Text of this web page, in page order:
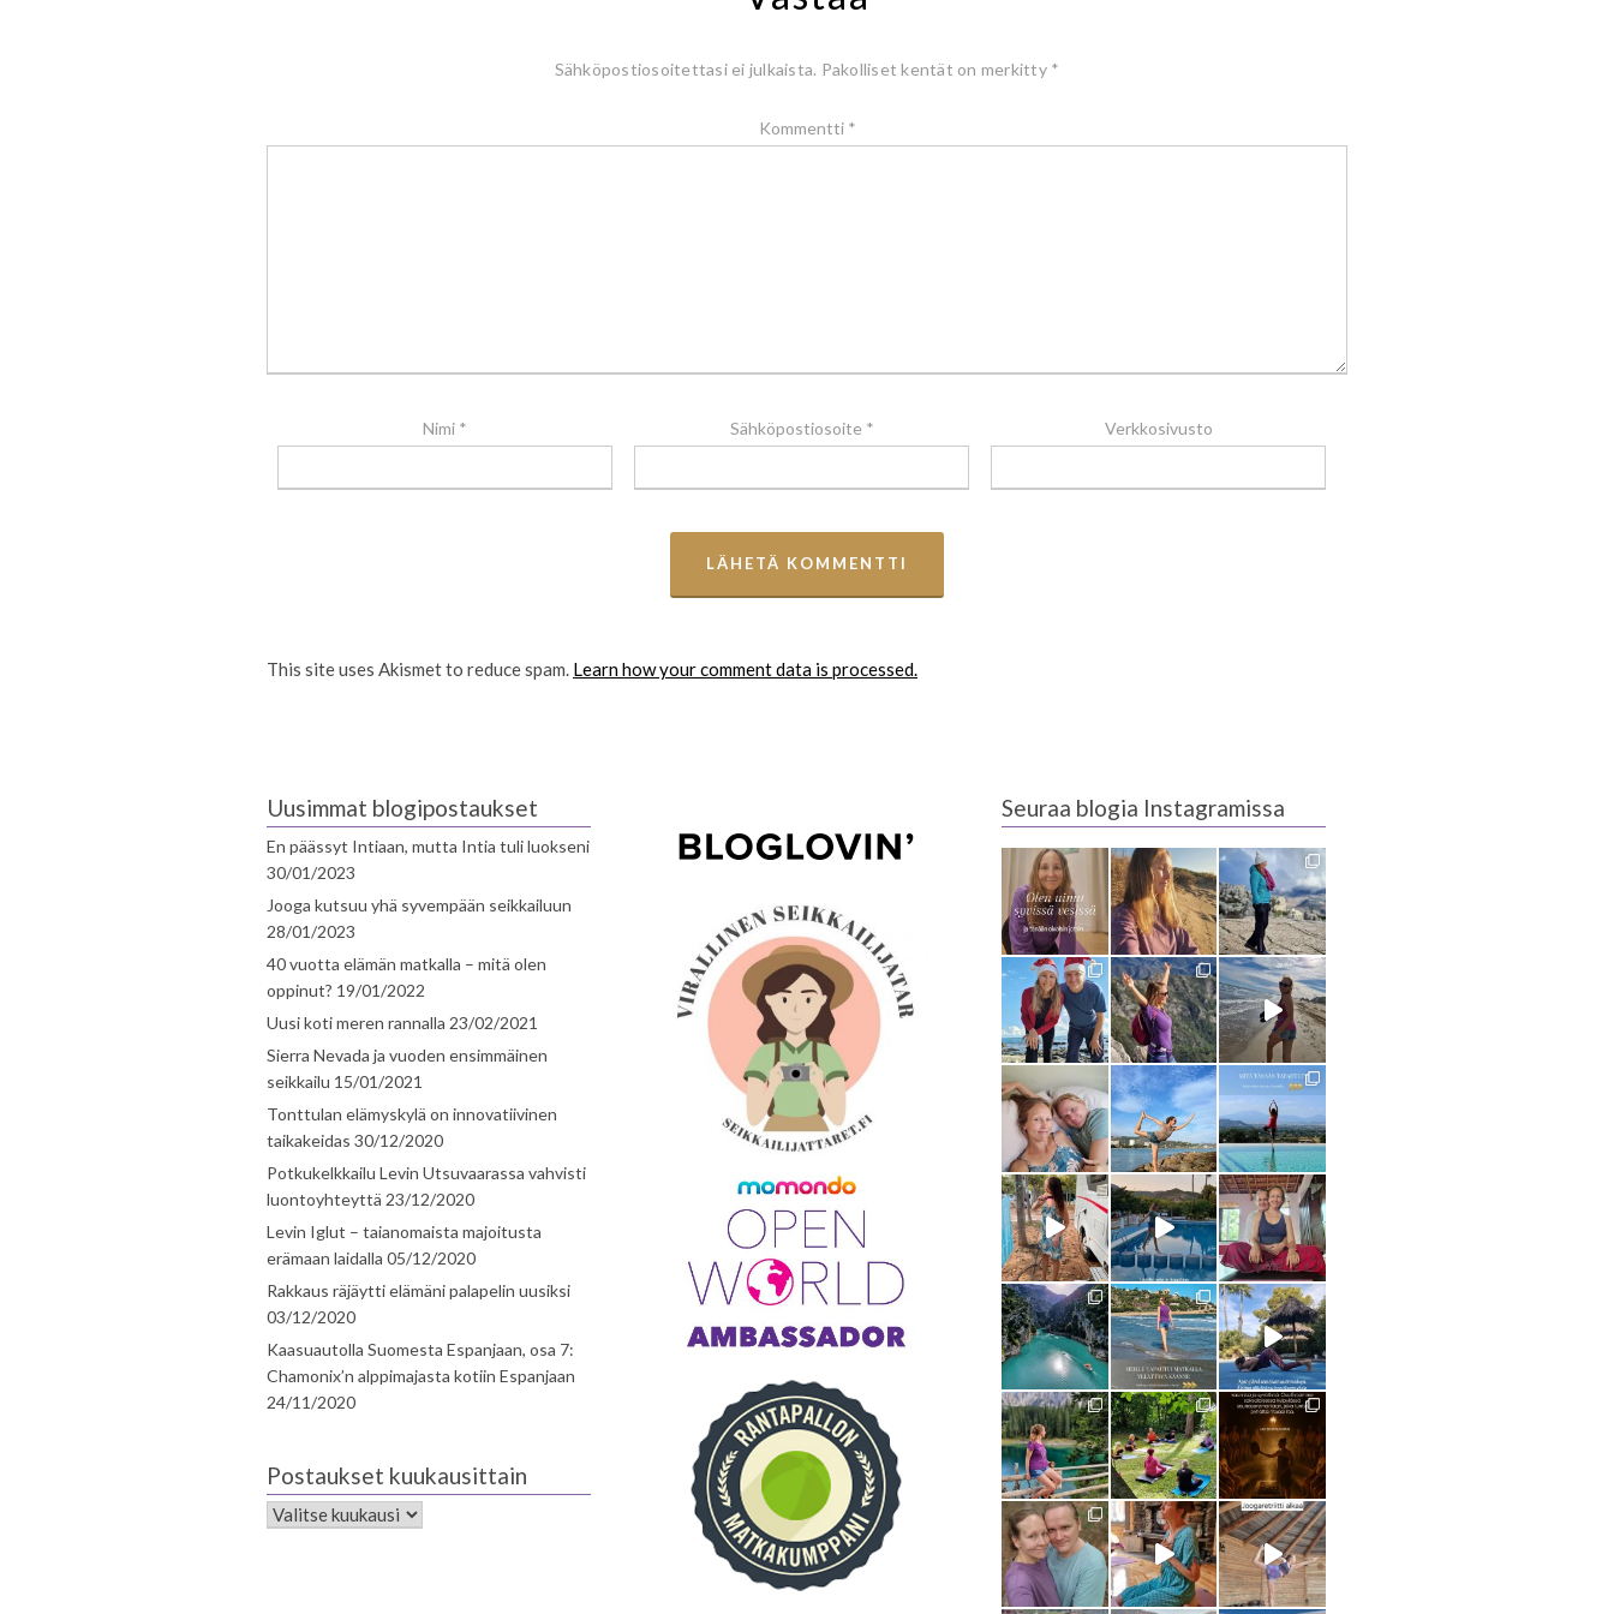
Sähköpostiosoitettasi ei julkaista. Pakolliset kentät on merkitty *
Kommentti *
Nimi * Sähköpostiosoite * Verkkosivusto
This site uses Akismet to reduce spam. Learn how your comment data is processed.
Uusimmat blogipostaukset
En päässyt Intiaan, mutta Intia tuli luokseni
30/01/2023
Jooga kutsuu yhä syvempään seikkailuun
28/01/2023
40 vuotta elämän matkalla – mitä olen
oppinut? 19/01/2022
Uusi koti meren rannalla 23/02/2021
Sierra Nevada ja vuoden ensimmäinen
seikkailu 15/01/2021
Tonttulan elämyskylä on innovatiivinen
taikakeidas 30/12/2020
Potkukelkkailu Levin Utsuvaarassa vahvisti
luontoyhteyttä 23/12/2020
Levin Iglut – taianomaista majoitusta
erämaan laidalla 05/12/2020
Rakkaus räjäytti elämäni palapelin uusiksi
03/12/2020
Kaasuautolla Suomesta Espanjaan, osa 7:
Chamonix’n alppimajasta kotiin Espanjaan
24/11/2020
Postaukset kuukausittain
Seuraa blogia Instagramissa